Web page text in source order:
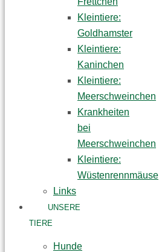
Kleintiere:
Goldhamster
Kleintiere:
Kaninchen
Kleintiere:
Meerschweinchen
Krankheiten
bei
Meerschweinchen
Kleintiere:
Wüstenrennmäuse
Links
UNSERE
TIERE
Hunde